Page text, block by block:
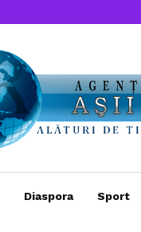
Diaspora Sport